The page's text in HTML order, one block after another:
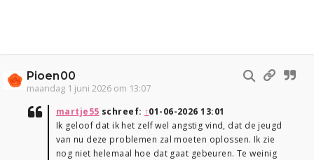
Pioen00
maandag 1 juni 2026 om 13:07
martje55 schreef: ↑01-06-2026 13:01
Ik geloof dat ik het zelf wel angstig vind, dat de jeugd
van nu deze problemen zal moeten oplossen. Ik zie
nog niet helemaal hoe dat gaat gebeuren. Te weinig